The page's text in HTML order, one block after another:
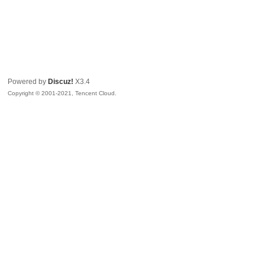
Powered by Discuz! X3.4
Copyright © 2001-2021, Tencent Cloud.